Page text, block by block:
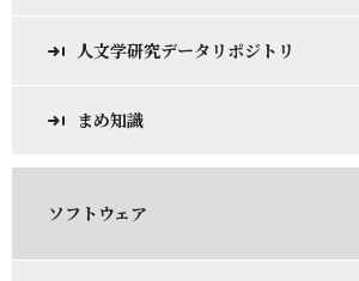
人文学研究データリポジトリ
まめ知識
ソフトウェア